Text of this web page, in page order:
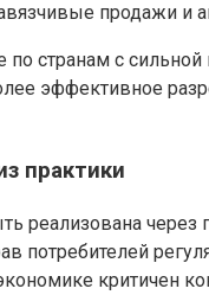
продажи и
по странам с
эффективное
практики
реализована через
потребителей
критичен